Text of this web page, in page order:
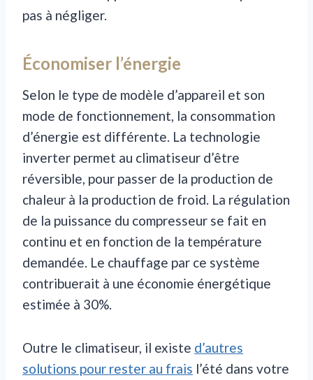
pas à négliger.
Économiser l’énergie
Selon le type de modèle d’appareil et son
mode de fonctionnement, la consommation
d’énergie est différente. La technologie
inverter permet au climatiseur d’être
réversible, pour passer de la production de
chaleur à la production de froid. La régulation
de la puissance du compresseur se fait en
continu et en fonction de la température
demandée. Le chauffage par ce système
contribuerait à une économie énergétique
estimée à 30%.
Outre le climatiseur, il existe d’autres
solutions pour rester au frais l’été dans votre